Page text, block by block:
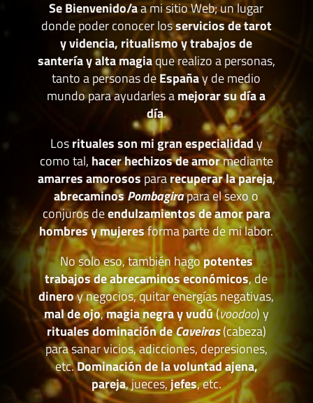
Se Bienvenido/aa mi sitio Web; un lugar
donde poder conocer losservicios de tarot
y videncia, ritualismo y trabajos de
santería y alta magiaque realizo a personas,
tanto a personas deEspañay de medio
mundo para ayudarles amejorar su día a
día.
Losrituales son mi gran especialidady
como tal, hacer hechizos de amormediante
amarres amorosospararecuperar la pareja,
abrecaminosPombagirapara el sexo o
conjuros deendulzamientos de amor para
hombres y mujeresforma parte de mi labor.
No solo eso, también hagopotentes
trabajos de abrecaminos económicos, de
dineroy negocios, quitar energías negativas,
mal de ojo,magia negra y vudú(voodoo) y
rituales dominación deCaveiras(cabeza)
para sanar vicios, adicciones, depresiones,
etc.Dominación de la voluntad ajena,
pareja, jueces,jefes, etc.